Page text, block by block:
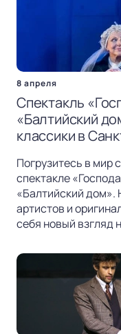
8 апреля
Спектакль
«Балтийский
классики в
Погрузитесь в мир
спектакле
«Балтийский дом».
артистов и
себя новый взгляд